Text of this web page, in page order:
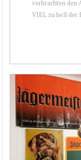
verbrachten den
VIEL zu hell der